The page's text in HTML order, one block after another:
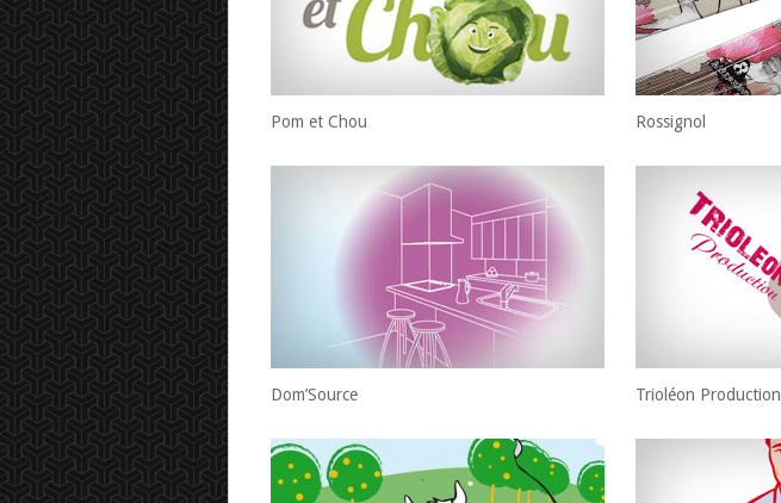
Pom et Chou Rossignol
Dom’Source Trioléon Production